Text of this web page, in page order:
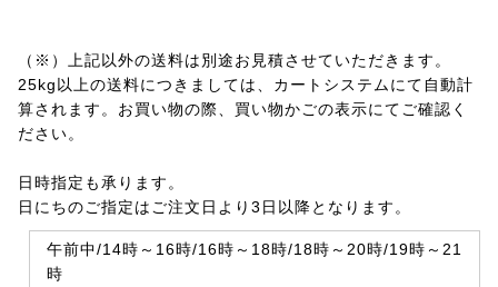
（※）上記以外の送料は別途お見積させていただきます。
25kg以上の送料につきましては、カートシステムにて自動計
算されます。お買い物の際、買い物かごの表示にてご確認く
ださい。
日時指定も承ります。
日にちのご指定はご注文日より3日以降となります。
午前中/14時～16時/16時～18時/18時～20時/19時～21
時